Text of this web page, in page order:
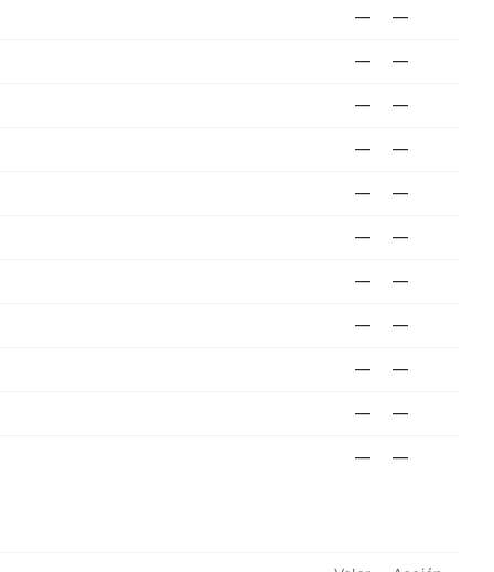
— —
— —
— —
— —
— —
— —
— —
— —
— —
— —
— —